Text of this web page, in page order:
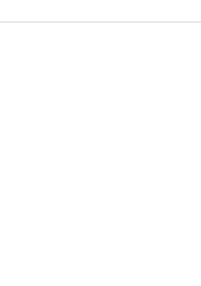
środkiem
powtarzać. Opadłe
ponieważ grzyb